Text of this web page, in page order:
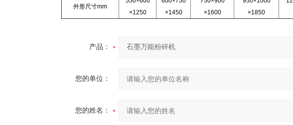
外形尺寸mm
×1250
×1450
×1600
×1850
产品：
您的单位：
您的姓名：